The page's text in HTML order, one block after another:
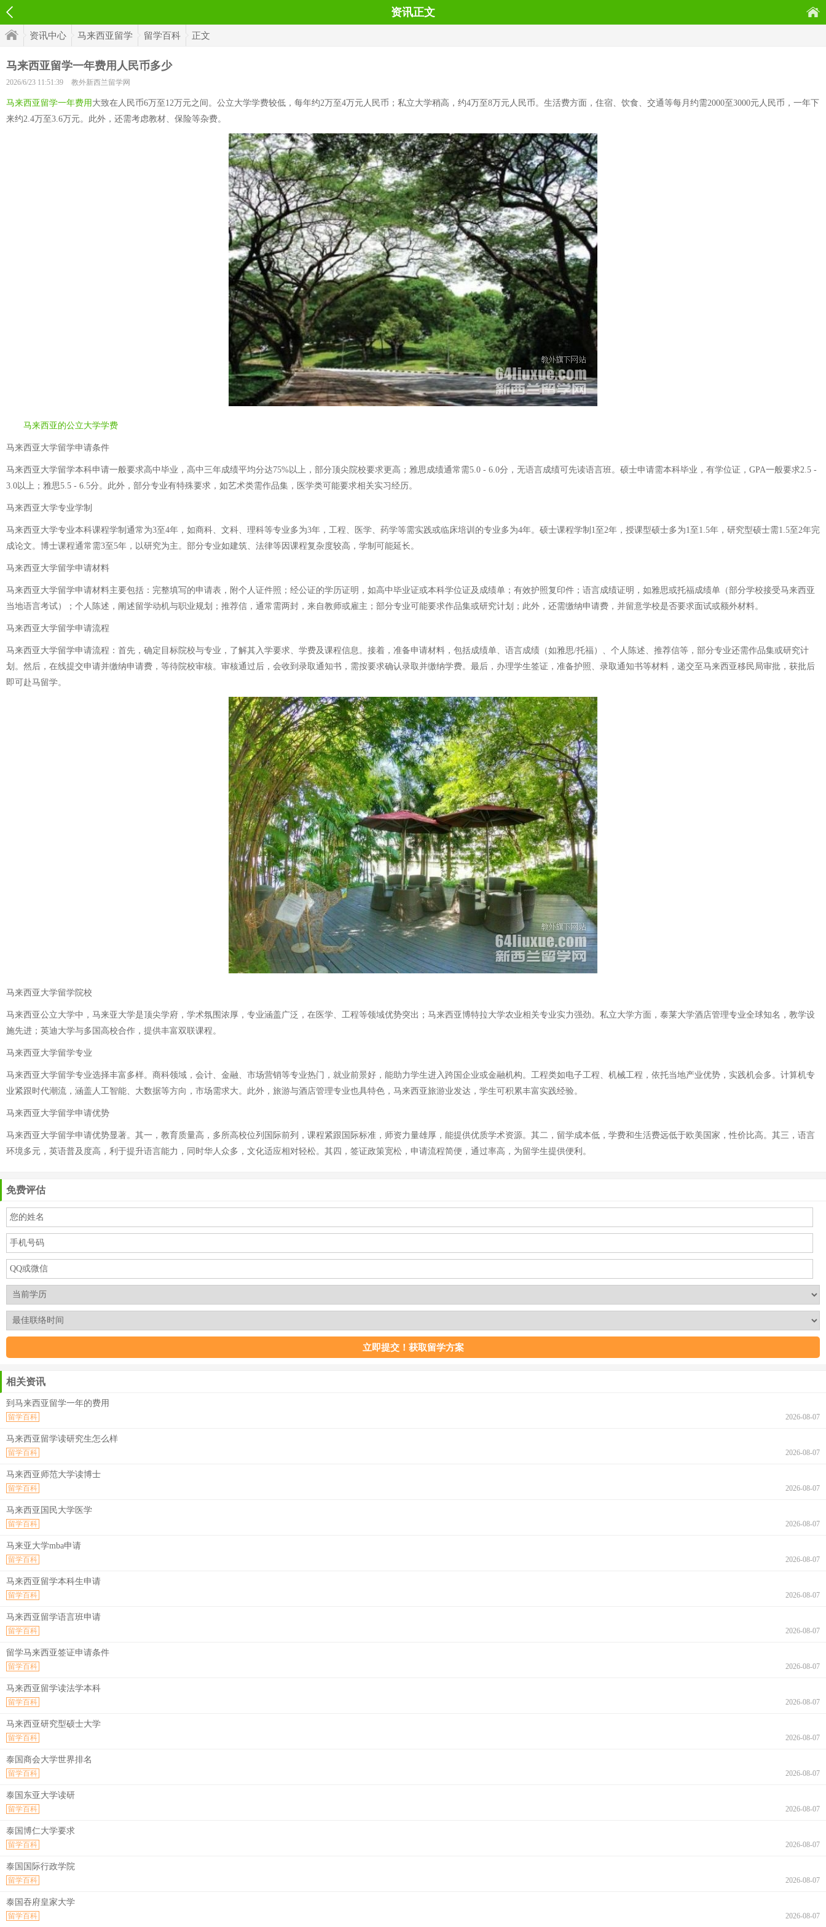
资讯正文
资讯中心 马来西亚留学 留学百科 正文
马来西亚留学一年费用人民币多少
2026/6/23 11:51:39 教外新西兰留学网
马来西亚留学一年费用 大致在人民币6万至12万元之间。公立大学学费较低，每年约2万至4万元人民币；私立大学稍高，约4万至8万元人民币。生活费方面，住宿、饮食、交通等每月约需2000至3000元人民币，一年下
来约2.4万至3.6万元。此外，还需考虑教材、保险等杂费。
马来西亚的公立大学学费
马来西亚大学留学申请条件
马来西亚大学留学本科申请一般要求高中毕业，高中三年成绩平均分达75%以上，部分顶尖院校要求更高；雅思成绩通常需5.0 - 6.0分，无语言成绩可先读语言班。硕士申请需本科毕业，有学位证，GPA一般要求2.5 -
3.0以上；雅思5.5 - 6.5分。此外，部分专业有特殊要求，如艺术类需作品集，医学类可能要求相关实习经历。
马来西亚大学专业学制
马来西亚大学专业本科课程学制通常为3至4年，如商科、文科、理科等专业多为3年，工程、医学、药学等需实践或临床培训的专业多为4年。硕士课程学制1至2年，授课型硕士多为1至1.5年，研究型硕士需1.5至2年完
成论文。博士课程通常需3至5年，以研究为主。部分专业如建筑、法律等因课程复杂度较高，学制可能延长。
马来西亚大学留学申请材料
马来西亚大学留学申请材料主要包括：完整填写的申请表，附个人证件照；经公证的学历证明，如高中毕业证或本科学位证及成绩单；有效护照复印件；语言成绩证明，如雅思或托福成绩单（部分学校接受马来西亚
当地语言考试）；个人陈述，阐述留学动机与职业规划；推荐信，通常需两封，来自教师或雇主；部分专业可能要求作品集或研究计划；此外，还需缴纳申请费，并留意学校是否要求面试或额外材料。
马来西亚大学留学申请流程
马来西亚大学留学申请流程：首先，确定目标院校与专业，了解其入学要求、学费及课程信息。接着，准备申请材料，包括成绩单、语言成绩（如雅思/托福）、个人陈述、推荐信等，部分专业还需作品集或研究计
划。然后，在线提交申请并缴纳申请费，等待院校审核。审核通过后，会收到录取通知书，需按要求确认录取并缴纳学费。最后，办理学生签证，准备护照、录取通知书等材料，递交至马来西亚移民局审批，获批后
即可赴马留学。
马来西亚大学留学院校
马来西亚公立大学中，马来亚大学是顶尖学府，学术氛围浓厚，专业涵盖广泛，在医学、工程等领域优势突出；马来西亚博特拉大学农业相关专业实力强劲。私立大学方面，泰莱大学酒店管理专业全球知名，教学设
施先进；英迪大学与多国高校合作，提供丰富双联课程。
马来西亚大学留学专业
马来西亚大学留学专业选择丰富多样。商科领域，会计、金融、市场营销等专业热门，就业前景好，能助力学生进入跨国企业或金融机构。工程类如电子工程、机械工程，依托当地产业优势，实践机会多。计算机专
业紧跟时代潮流，涵盖人工智能、大数据等方向，市场需求大。此外，旅游与酒店管理专业也具特色，马来西亚旅游业发达，学生可积累丰富实践经验。
马来西亚大学留学申请优势
马来西亚大学留学申请优势显著。其一，教育质量高，多所高校位列国际前列，课程紧跟国际标准，师资力量雄厚，能提供优质学术资源。其二，留学成本低，学费和生活费远低于欧美国家，性价比高。其三，语言
环境多元，英语普及度高，利于提升语言能力，同时华人众多，文化适应相对轻松。其四，签证政策宽松，申请流程简便，通过率高，为留学生提供便利。
免费评估
相关资讯
到马来西亚留学一年的费用
2026-08-07
留学百科
马来西亚留学读研究生怎么样
2026-08-07
留学百科
马来西亚师范大学读博士
2026-08-07
留学百科
马来西亚国民大学医学
2026-08-07
留学百科
马来亚大学mba申请
2026-08-07
留学百科
马来西亚留学本科生申请
2026-08-07
留学百科
马来西亚留学语言班申请
2026-08-07
留学百科
留学马来西亚签证申请条件
2026-08-07
留学百科
马来西亚留学读法学本科
2026-08-07
留学百科
马来西亚研究型硕士大学
2026-08-07
留学百科
泰国商会大学世界排名
2026-08-07
留学百科
泰国东亚大学读研
2026-08-07
留学百科
泰国博仁大学要求
2026-08-07
留学百科
泰国国际行政学院
2026-08-07
留学百科
泰国吞府皇家大学
2026-08-07
留学百科